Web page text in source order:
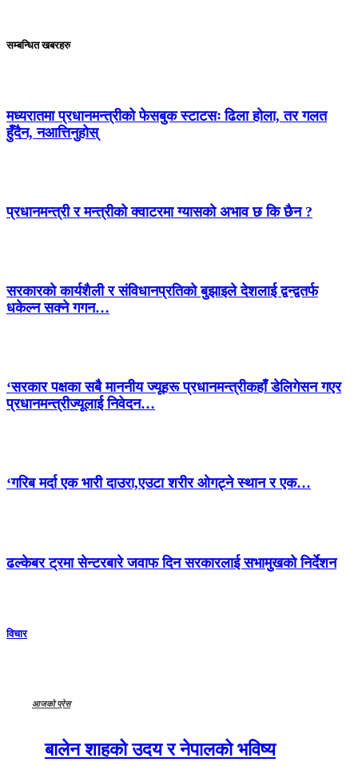
सम्बन्धित खबरहरु
मध्यरातमा प्रधानमन्त्रीको फेसबुक स्टाटसः ढिला होला, तर गलत
हुँदैन, नआत्तिनुहोस्
प्रधानमन्त्री र मन्त्रीको क्वाटरमा ग्यासको अभाव छ कि छैन ?
सरकारको कार्यशैली र संविधानप्रतिको बुझाइले देशलाई द्वन्द्वतर्फ
धकेल्न सक्ने गगन…
‘सरकार पक्षका सबै माननीय ज्यूहरू प्रधानमन्त्रीकहाँ डेलिगेसन गएर
प्रधानमन्त्रीज्यूलाई निवेदन…
‘गरिब मर्दा एक भारी दाउरा,एउटा शरीर ओगट्ने स्थान र एक…
ढल्केबर ट्रमा सेन्टरबारे जवाफ दिन सरकारलाई सभामुखको निर्देशन
विचार
आजको प्रेस
बालेन शाहको उदय र नेपालको भविष्य